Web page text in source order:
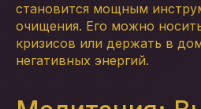
становится мощным
очищения. Его можно
кризисов или держать в
негативных энергий.